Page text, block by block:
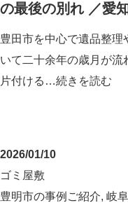
の最後の別れ ／愛
豊田市を中心で遺品整
いて二十余年の歳月が
片付ける…続きを読む
2026/01/10
ゴミ屋敷
豊明市の事例ご紹介, 岐